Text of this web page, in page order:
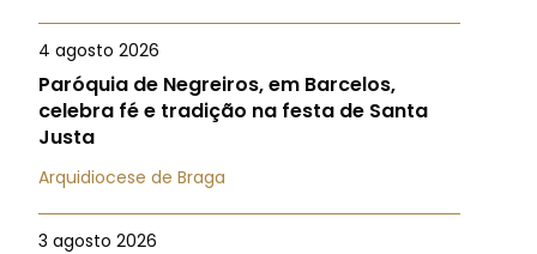
4 agosto 2026
Paróquia de Negreiros, em Barcelos,
celebra fé e tradição na festa de Santa
Justa
Arquidiocese de Braga
3 agosto 2026